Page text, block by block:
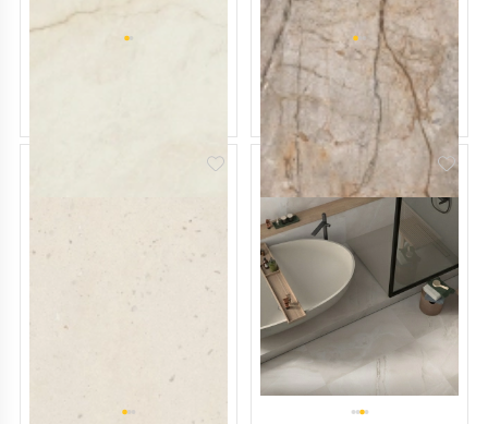
Керамогранит Imola The
room 120х278 N, San Pedro,
6,5 мм
278 BYN/м